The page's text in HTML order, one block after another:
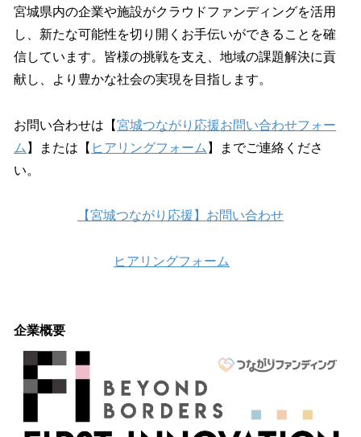
宮城県内の企業や施設がクラウドファンディングを活用
し、新たな可能性を切り開くお手伝いができることを確
信しています。皆様の挑戦を支え、地域の課題解決に貢
献し、より豊かな社会の実現を目指します。
お問い合わせは【宮城つながり応援お問い合わせフォー
ム 】または【 ヒアリングフォーム 】までご連絡くださ
い。
【宮城つながり応援】お問い合わせ
ヒアリングフォーム
企業概要